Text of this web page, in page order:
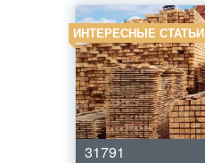
ИНТЕРЕСНЫЕ СТАТЬИ
31791